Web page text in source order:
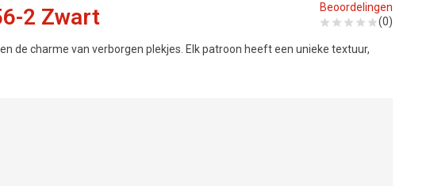
2 Zwart
de charme van verborgen plekjes. Elk patroon heeft een unieke textuur,
Beoordelingen
(0)